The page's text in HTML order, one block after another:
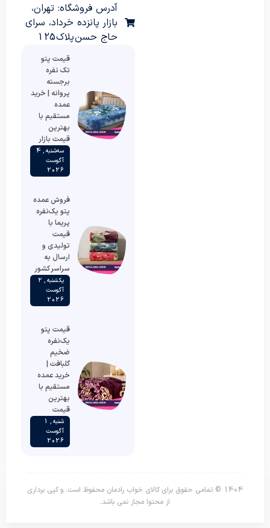
آدرس فروشگاه: تهران،
بازار پانزده خرداد، سرای
حاج حسن پلاک 125
قیمت پتو
تک نفره
برجسته
پروانه | خرید
عمده
مستقیم با
بهترین
قیمت بازار
سه‌شنبه , 4
آگوست
2026
فروش عمده
پتو یک‌نفره
پریما با
قیمت
تولیدی و
ارسال به
سراسر کشور
یکشنبه , 2
آگوست
2026
قیمت پتو
یک‌نفره
ضخیم
گلبافت |
خرید عمده
مستقیم با
بهترین
قیمت
شنبه , 1
آگوست
2026
1404 © تمامی حقوق برای کالای خواب رادمان محفوظ است. و کپی برداری
از محتوا مجاز نمی باشد.